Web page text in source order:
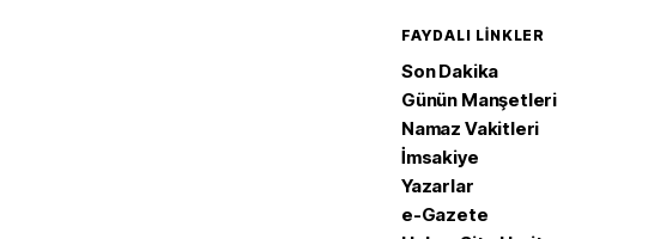
FAYDALI LINKLER
Son Dakika
Günün Manşetleri
Namaz Vakitleri
İmsakiye
Yazarlar
e-Gazete